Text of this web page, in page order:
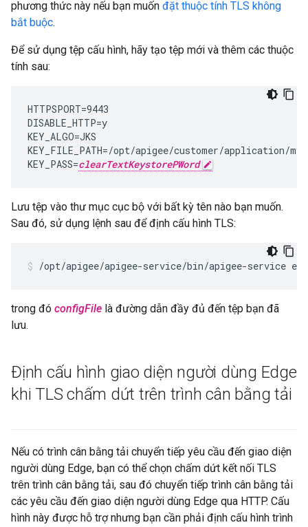
phương thức này nếu bạn muốn đặt thuộc tính TLS không
bắt buộc.
Để sử dụng tệp cấu hình, hãy tạo tệp mới và thêm các thuộc
tính sau:
HTTPSPORT=9443
DISABLE_HTTP=y
KEY_ALGO=JKS
KEY_FILE_PATH=/opt/apigee/customer/application/
KEY_PASS=clearTextKeystorePWord
Lưu tệp vào thư mục cục bộ với bất kỳ tên nào bạn muốn.
Sau đó, sử dụng lệnh sau để định cấu hình TLS:
/opt/apigee/apigee-service/bin/apigee-service
trong đó configFile là đường dẫn đầy đủ đến tệp bạn đã
lưu.
Định cấu hình giao diện người dùng Edge
khi TLS chấm dứt trên trình cân bằng tải
Nếu có trình cân bằng tải chuyển tiếp yêu cầu đến giao diện
người dùng Edge, bạn có thể chọn chấm dứt kết nối TLS
trên trình cân bằng tải, sau đó chuyển tiếp trình cân bằng tải
các yêu cầu đến giao diện người dùng Edge qua HTTP. Cấu
hình này được hỗ trợ nhưng bạn cần phải định cấu hình trình